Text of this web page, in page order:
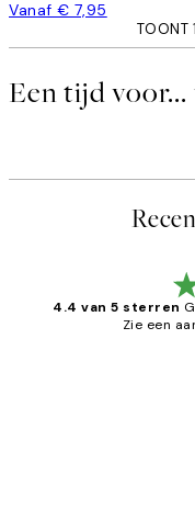
Vanaf € 7,95
TOONT
Een tijd voor...
4.4 van 5 sterren
Zie een